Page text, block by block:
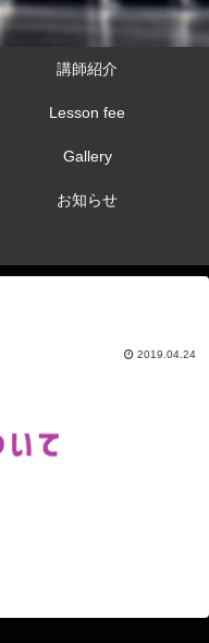
講師紹介
Lesson fee
Gallery
お知らせ
2019.04.24